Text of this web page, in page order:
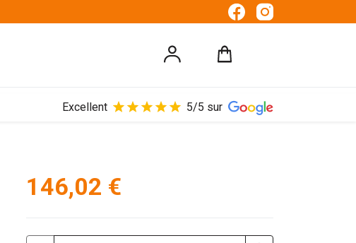
Excellent 5/5 sur
146,02 €